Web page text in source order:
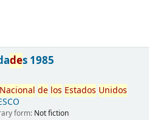
des 1985
Nacional de los Estados Unidos
form: Not fiction